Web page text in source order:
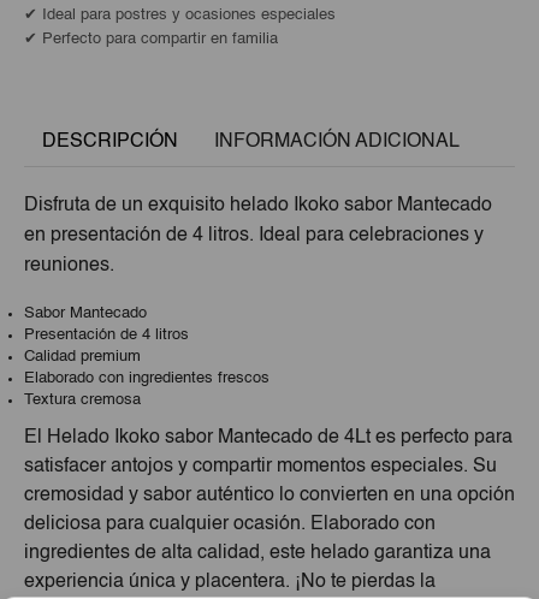
✔ Ideal para postres y ocasiones especiales
✔ Perfecto para compartir en familia
DESCRIPCIÓN INFORMACIÓN ADICIONAL
Disfruta de un exquisito helado Ikoko sabor Mantecado
en presentación de 4 litros. Ideal para celebraciones y
reuniones.
Sabor Mantecado
Presentación de 4 litros
Calidad premium
Elaborado con ingredientes frescos
Textura cremosa
El Helado Ikoko sabor Mantecado de 4Lt es perfecto para
satisfacer antojos y compartir momentos especiales. Su
cremosidad y sabor auténtico lo convierten en una opción
deliciosa para cualquier ocasión. Elaborado con
ingredientes de alta calidad, este helado garantiza una
experiencia única y placentera. ¡No te pierdas la